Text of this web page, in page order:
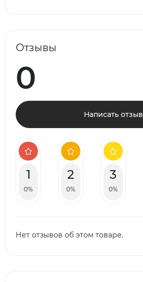
Отзывы
0
Написать отзыв
1
0%
2
0%
3
0%
Нет отзывов об этом товаре.